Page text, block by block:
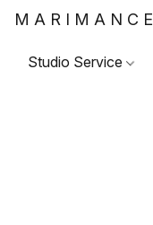
MARIMANCE
Studio Service